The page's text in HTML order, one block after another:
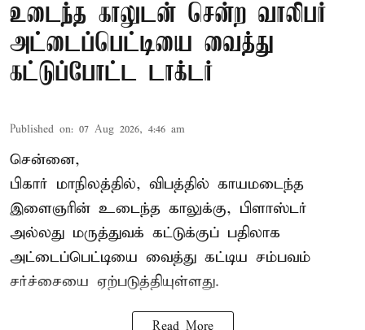
உடைந்த காலுடன் சென்ற வாலிபர்
அட்டைப்பெட்டியை வைத்து
கட்டுப்போட்ட டாக்டர்
Published on: 07 Aug 2026, 4:46 am
சென்னை,
பிகார் மாநிலத்தில், விபத்தில் காயமடைந்த
இளைஞரின் உடைந்த காலுக்கு, பிளாஸ்டர்
அல்லது மருத்துவக் கட்டுக்குப் பதிலாக
அட்டைப்பெட்டியை வைத்து கட்டிய சம்பவம்
சர்ச்சையை ஏற்படுத்தியுள்ளது.
Read More